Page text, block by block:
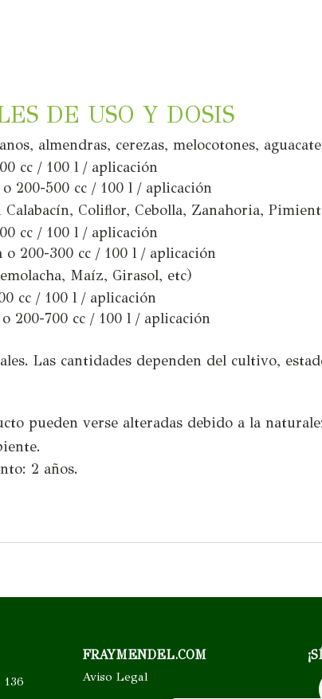
DE USO Y DOSIS
almendras, cerezas, melocotones,
cc / 100 l / aplicación
200-500 cc / 100 l / aplicación
Coliflor, Cebolla, Zanahoria,
cc / 100 l / aplicación
200-300 cc / 100 l / aplicación
Maíz, Girasol, etc)
cc / 100 l / aplicación
200-700 cc / 100 l / aplicación
Las cantidades dependen del cultivo,
pueden verse alteradas debido a la
2 años.
FRAYMENDEL.COM
Aviso Legal